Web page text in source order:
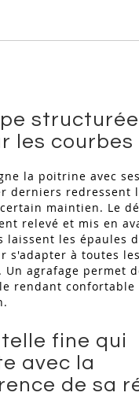
les courbes
la poitrine avec
derniers redressent
maintien. Le
relevé et mis en
laissent les épaules
s'adapter à toutes les
Un agrafage permet
rendant confortable
fine qui
avec la
de sa